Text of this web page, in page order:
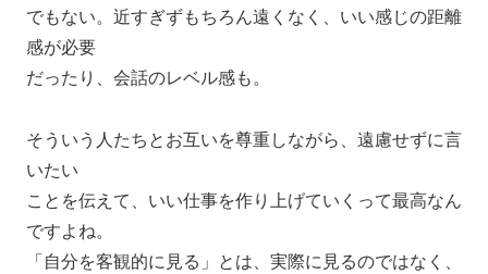
でもない。近すぎずもちろん遠くなく、いい感じの距離
感が必要
だったり、会話のレベル感も。
そういう人たちとお互いを尊重しながら、遠慮せずに言
いたい
ことを伝えて、いい仕事を作り上げていくって最高なん
ですよね。
「自分を客観的に見る」とは、実際に見るのではなく、